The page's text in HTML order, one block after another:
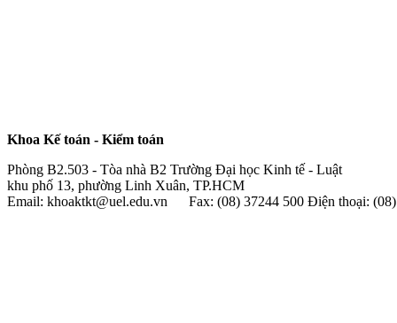
Khoa Kế toán - Kiểm toán
Phòng B2.503 - Tòa nhà B2 Trường Đại học Kinh tế - Luật
khu phố 13, phường Linh Xuân, TP.HCM
Email: khoaktkt@uel.edu.vn Fax: (08) 37244 500 Điện thoại: